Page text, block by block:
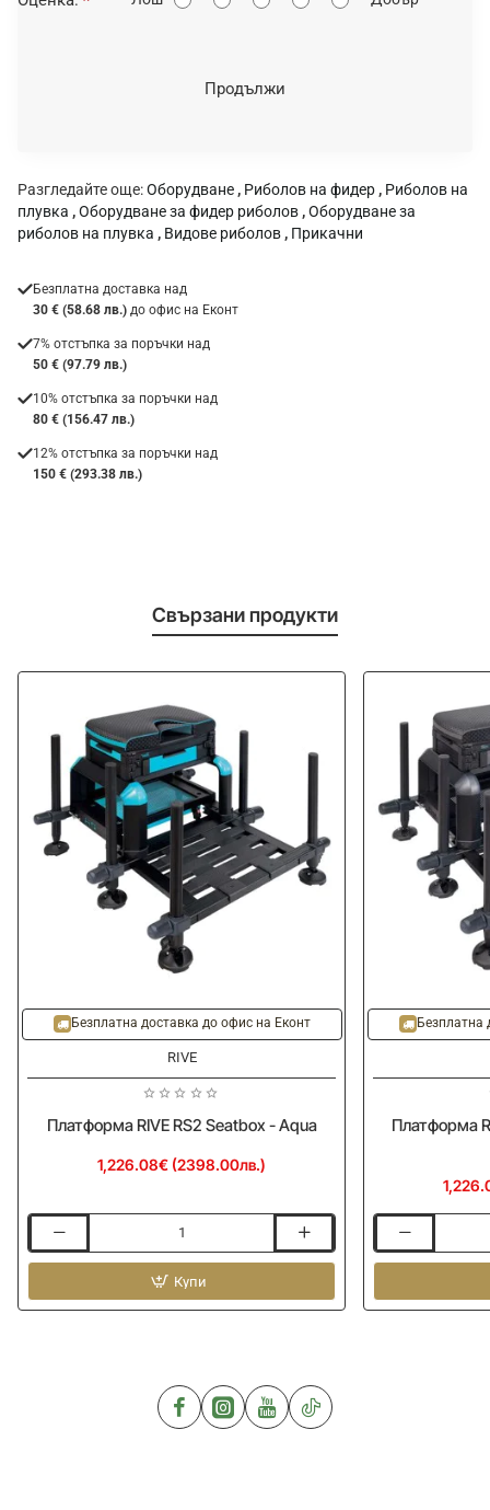
Продължи
Разгледайте още:Оборудване , Риболов на фидер , Риболов на
плувка ,Оборудване за фидер риболов ,Оборудване за
риболов на плувка , Видове риболов , Прикачни
Безплатна доставка над
30 € (58.68 лв.) до офис на Еконт
7% отстъпка за поръчки над
50 € (97.79 лв.)
10% отстъпка за поръчки над
80 € (156.47 лв.)
12% отстъпка за поръчки над
150 € (293.38 лв.)
Свързани продукти
Безплатна доставка до офис на Еконт
RIVE
Платформа RIVE RS2 Seatbox - Aqua
1,226.08€ (2398.00лв.)
RIVE
Seatbox
Купи
Безплатна
Платформа
RIVE
Seatbox